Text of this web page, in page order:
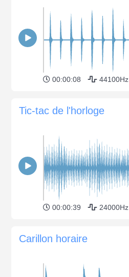
00:00:08 44100Hz
Tic-tac de l'horloge
00:00:39 24000Hz
Carillon horaire